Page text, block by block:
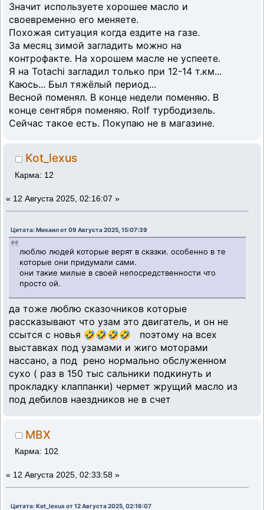
Значит используете хорошее масло и
своевременно его меняете.
Похожая ситуация когда ездите на газе.
За месяц зимой загладить можно на
контрофакте. На хорошем масле не успеете.
Я на Totachi загладил только при 12-14 т.км...
Каюсь... Был тяжёлый период...
Весной поменял. В конце недели поменяю. В
конце сентября поменяю. Rolf турбодизель.
Сейчас такое есть. Покупаю не в магазине.
Kot_lexus
Карма: 12
« 12 Августа 2025, 02:16:07 »
Цитата: Михаил от 09 Августа 2025, 15:07:39
люблю людей которые верят в сказки. особенно в те
которые они придумали сами.
они такие милые в своей непосредственности что
просто ой.
да тоже люблю сказочников которые
рассказывают что узам это двигатель, и он не
ссытся с новья 🤣🤣🤣🤣 поэтому на всех
выставках под узамами и жиго моторами
нассано, а под рено нормально обслуженном
сухо ( раз в 150 тыс сальники подкинуть и
прокладку клаппанки) чермет жрущий масло из
под дебилов наездников не в счет
MBX
Карма: 102
« 12 Августа 2025, 02:33:58 »
Цитата: Kot_lexus от 12 Августа 2025, 02:16:07